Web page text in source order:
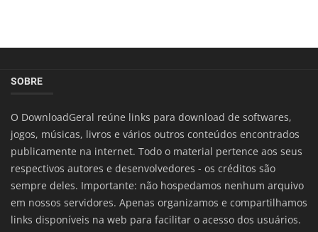
SOBRE
O DownloadGeral reúne links para download de softwares,
jogos, músicas, livros e vários outros conteúdos encontrados
publicamente na internet. Todo o material pertence aos seus
respectivos autores e desenvolvedores - os créditos são
sempre deles. Importante: não hospedamos nenhum arquivo
em nossos servidores. Apenas organizamos e compartilhamos
links disponíveis na web para facilitar o acesso dos usuários.